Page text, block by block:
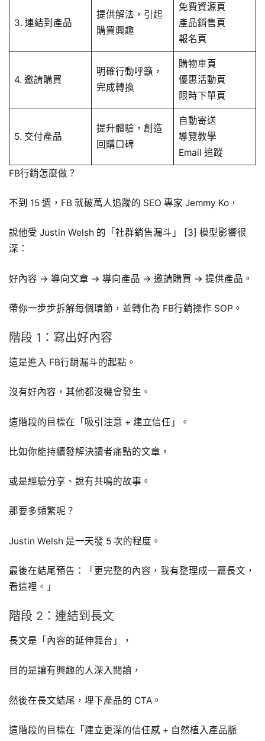
3. 連結到產品
提供解法，引起
購買興趣
免費資源頁
產品銷售頁
報名頁
4. 邀請購買
明確行動呼籲，
完成轉換
購物車頁
優惠活動頁
限時下單頁
5. 交付產品
提升體驗，創造
回購口碑
自動寄送
導覽教學
Email 追蹤
FB行銷怎麼做？
不到 15 週，FB 就破萬人追蹤的 SEO 專家 Jemmy Ko，
說他受 Justin Welsh 的「社群銷售漏斗」 [3] 模型影響很
深：
好內容 → 導向文章 → 導向產品 → 邀請購買 → 提供產品。
帶你一步步拆解每個環節，並轉化為 FB行銷操作 SOP。
階段 1：寫出好內容
這是進入 FB行銷漏斗的起點。
沒有好內容，其他都沒機會發生。
這階段的目標在「吸引注意 + 建立信任」。
比如你能持續發解決讀者痛點的文章，
或是經驗分享、說有共鳴的故事。
那要多頻繁呢？
Justin Welsh 是一天發 5 次的程度。
最後在結尾預告：「更完整的內容，我有整理成一篇長文，
看這裡。」
階段 2：連結到長文
長文是「內容的延伸舞台」，
目的是讓有興趣的人深入閱讀，
然後在長文結尾，埋下產品的 CTA。
這階段的目標在「建立更深的信任感 + 自然植入產品脈